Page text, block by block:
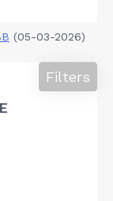
(05-03-2026)
Filters